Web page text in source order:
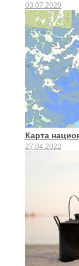
03.07.2020
Карта
27.04.2022